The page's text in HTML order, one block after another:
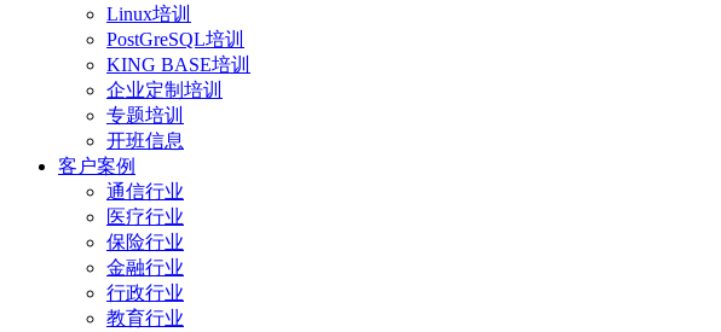
Linux培训
PostGreSQL培训
KING BASE培训
企业定制培训
专题培训
开班信息
客户案例
通信行业
医疗行业
保险行业
金融行业
行政行业
教育行业